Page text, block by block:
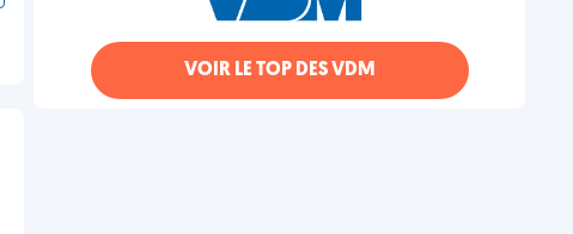
VOIR LE TOP DES VDM